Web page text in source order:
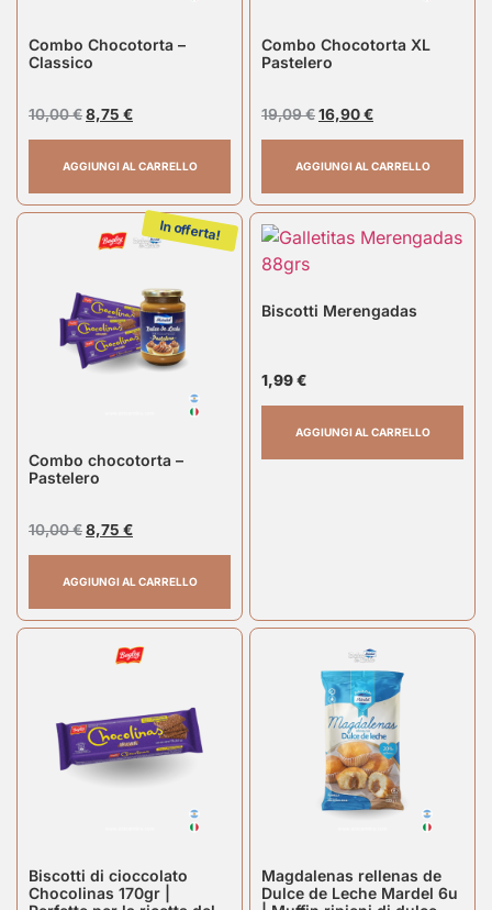
Combo Chocotorta –
Classico
10,00€8,75 €
AGGIUNGI AL CARRELLO
Combo Chocotorta XL
Pastelero
19,09€16,90€
AGGIUNGI AL CARRELLO
In offerta!
Combo chocotorta –
Pastelero
10,00€8,75 €
AGGIUNGI AL CARRELLO
Biscotti Merengadas
1,99€
AGGIUNGI AL CARRELLO
Biscotti di cioccolato
Chocolinas 170gr |
Magdalenas rellenas de
Dulce de Leche Mardel 6u